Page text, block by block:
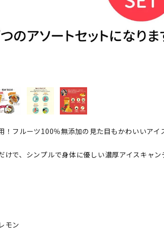
！フルーツ100％無添加の見た目もかわいいアイ
けで、シンプルで身体に優しい濃厚アイスキャン
モン